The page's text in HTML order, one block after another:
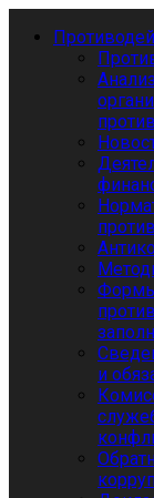
Формы
и